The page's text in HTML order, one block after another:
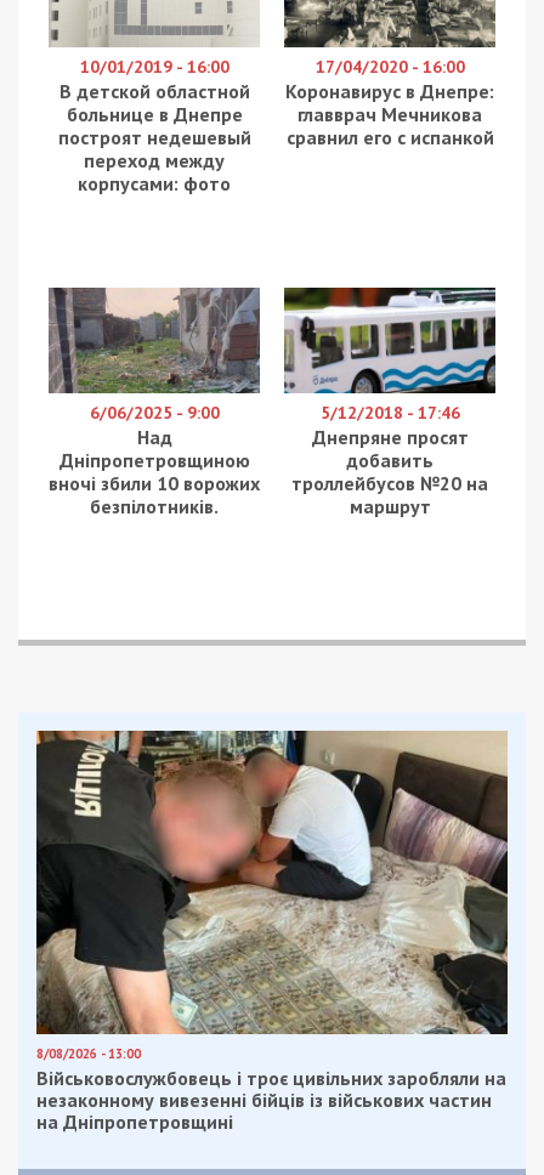
На Львівщині викрито виконуючого обов’язки
директора одного з державних підприємств
державі на понад 13,3 мільйона гривень через
продаж зерна за заниженими цінами. Про це
повідомляє49000з посиланням на Департамент
стратегічних розслідувань Нацполіції.
Як встановили оперативники Управління
стратегічних розслідувань у Львівській області
Національної поліції, керівник держпідприємства
уклав низку договорів з комерційною структурою.
реалізовано врожай, виявилися значно нижчими
гривень.
Підозра та можливе покарання